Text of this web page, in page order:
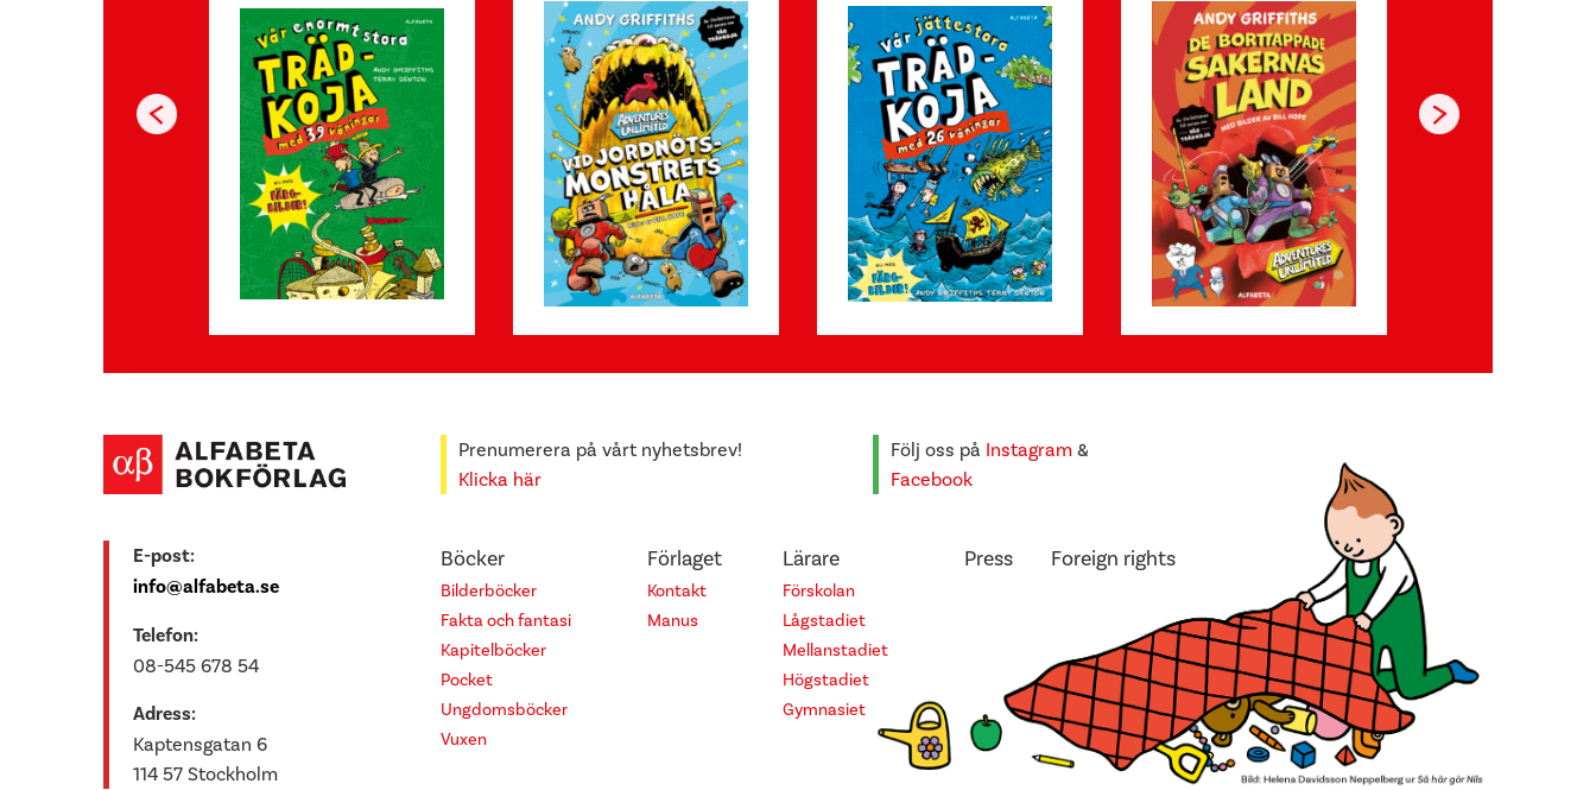
E-post:
info@alfabeta.se
Telefon:
08-545 678 54
Adress:
Kaptensgatan 6
114 57 Stockholm
Prenumerera på vårt nyhetsbrev!
Klicka här
Följ oss på Instagram &
Facebook
Böcker
Bilderböcker
Fakta och fantasi
Kapitelböcker
Pocket
Ungdomsböcker
Vuxen
Förlaget
Kontakt
Manus
Lärare
Förskolan
Lågstadiet
Mellanstadiet
Högstadiet
Gymnasiet
Press Foreign rights